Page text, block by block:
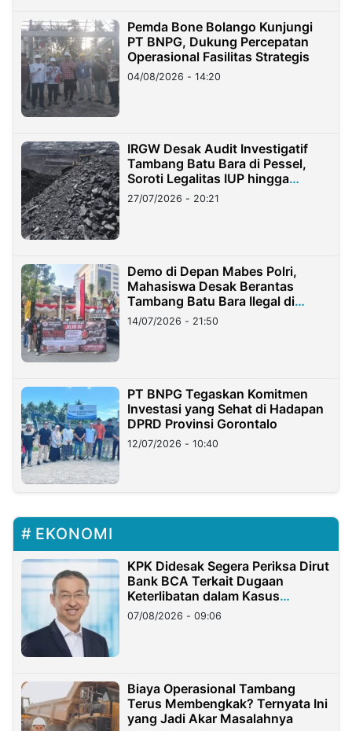
Pemda Bone Bolango Kunjungi
PT BNPG, Dukung Percepatan
Operasional Fasilitas Strategis
04/08/2026 - 14:20
IRGW Desak Audit Investigatif
Tambang Batu Bara di Pessel,
Soroti Legalitas IUP hingga
Stockpile
27/07/2026 - 20:21
Demo di Depan Mabes Polri,
Mahasiswa Desak Berantas
Tambang Batu Bara Ilegal di
Lampung
14/07/2026 - 21:50
PT BNPG Tegaskan Komitmen
Investasi yang Sehat di Hadapan
DPRD Provinsi Gorontalo
12/07/2026 - 10:40
EKONOMI
KPK Didesak Segera Periksa Dirut
Bank BCA Terkait Dugaan
Keterlibatan dalam Kasus
Hilangnya Dana Nasabah Rp2,58
Miliar
07/08/2026 - 09:06
Biaya Operasional Tambang
Terus Membengkak? Ternyata Ini
yang Jadi Akar Masalahnya